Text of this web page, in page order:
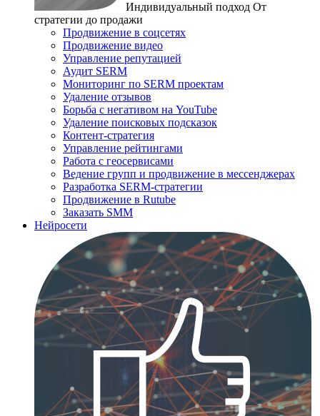
Индивидуальный подход От
стратегии до продажи
Продвижение в соцсетях
Продвижение видео
Управление репутацией
Аудит SERM
Мониторинг по SERM проектам
Удаление отзывов
Борьба с негативом на YouTube
Удаление поисковых подсказок
Контент-стратегия
Управление рейтингами
Работа с геосервисами
Ведение групп и продвижение в мессенджерах
Разработка SERM-стратегии
Продвижение в Rutube
Заказать SMM
Нейросети